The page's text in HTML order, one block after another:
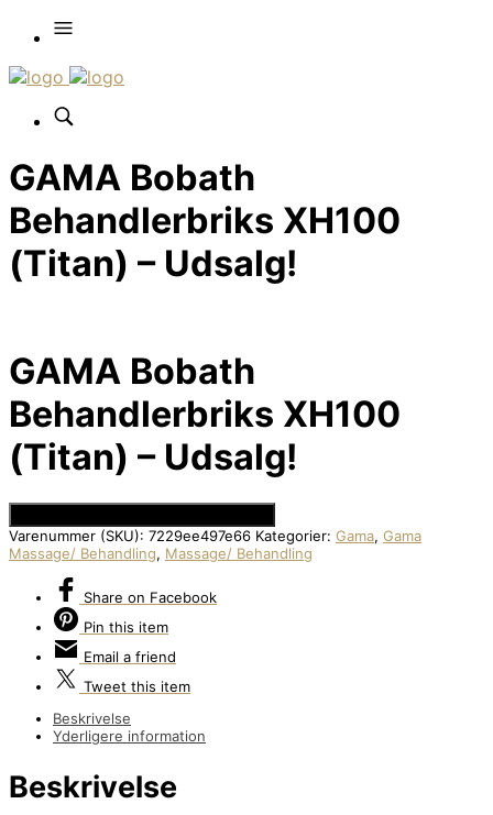
GAMA Bobath
Behandlerbriks XH100
(Titan) – Udsalg!
GAMA Bobath
Behandlerbriks XH100
(Titan) – Udsalg!
Varenummer (SKU): 7229ee497e66 Kategorier: Gama, Gama
Massage/ Behandling, Massage/ Behandling
Share on Facebook
Pin this item
Email a friend
Tweet this item
Beskrivelse
Yderligere information
Beskrivelse